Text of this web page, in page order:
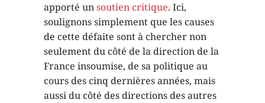
apporté unsoutien critique. Ici,
soulignons simplement que les causes
de cette défaite sont à chercher non
seulement du côté de la direction de la
France insoumise, de sa politique au
cours des cinq dernières années, mais
aussi du côté des directions des autres